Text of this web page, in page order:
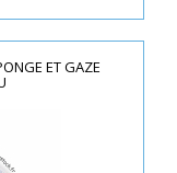
ET GAZE